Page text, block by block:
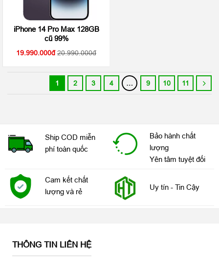
iPhone 14 Pro Max 128GB
cũ 99%
19.990.000 20.990.000
1 2 3 4 … 9 10 11
Ship COD miễn
phí toàn quốc
Bảo hành chất
lượng
Yên tâm tuyệt đối
Cam kết chất
lượng và rẻ
Uy tín - Tin Cậy
THÔNG TIN LIÊN HỆ